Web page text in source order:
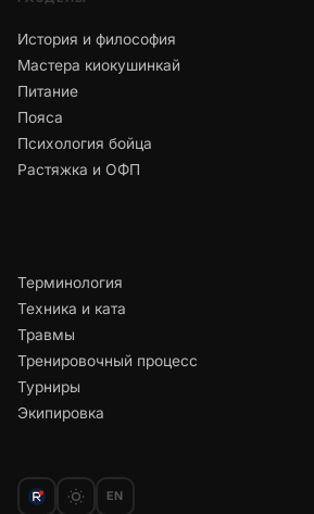
История и философия
Мастера киокушинкай
Питание
Пояса
Психология бойца
Растяжка и ОФП
Терминология
Техника и ката
Травмы
Тренировочный процесс
Турниры
Экипировка
EN